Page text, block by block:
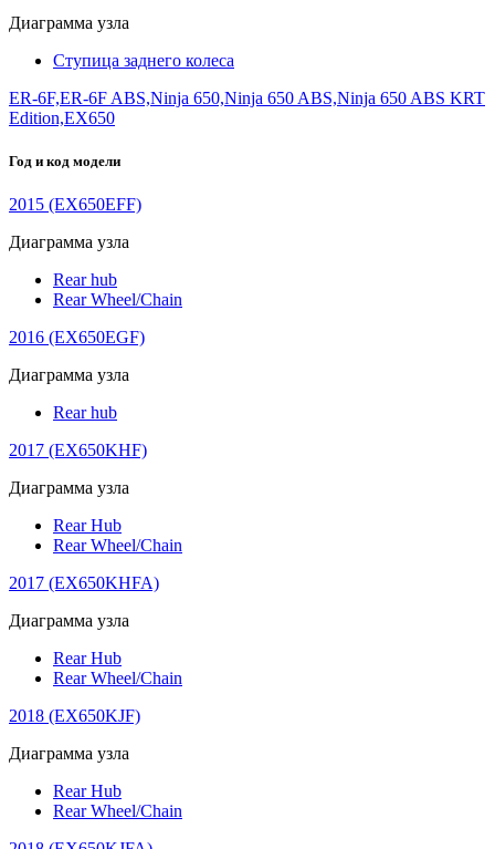
Диаграмма узла
Ступица заднего колеса
ER-6F,ER-6F ABS,Ninja 650,Ninja 650 ABS,Ninja 650 ABS KRT
Edition,EX650
Год и код модели
2015 (EX650EFF)
Диаграмма узла
Rear hub
Rear Wheel/Chain
2016 (EX650EGF)
Диаграмма узла
Rear hub
2017 (EX650KHF)
Диаграмма узла
Rear Hub
Rear Wheel/Chain
2017 (EX650KHFA)
Диаграмма узла
Rear Hub
Rear Wheel/Chain
2018 (EX650KJF)
Диаграмма узла
Rear Hub
Rear Wheel/Chain